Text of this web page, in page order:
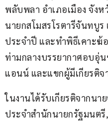
พลับพลา อำเภอเมือง จัง
นายกสโมสรโรตารีจันทบู
ประจำปี และทำพิธีเคาะฆ้
ท่ามกลางบรรยากาศอบอุ่
แอนน์ และแขกผู้มีเกียรติ
ในงานได้รับเกียรติจากน
ประจำสำนักนายกรัฐมนต